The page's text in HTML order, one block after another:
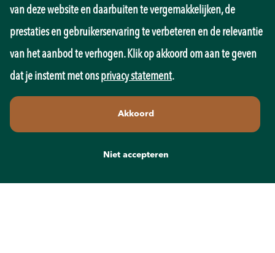
Marketing
Overheid
Pedagogiek
Productie
Retail
Sales
Transport
Contact
van deze website en daarbuiten te vergemakkelijken, de
prestaties en gebruikerservaring te verbeteren en de relevantie
van het aanbod te verhogen. Klik op akkoord om aan te geven
dat je instemt met onsprivacy statement.
Akkoord
Niet accepteren